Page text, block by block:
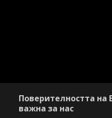
Поверителността
важна за нас